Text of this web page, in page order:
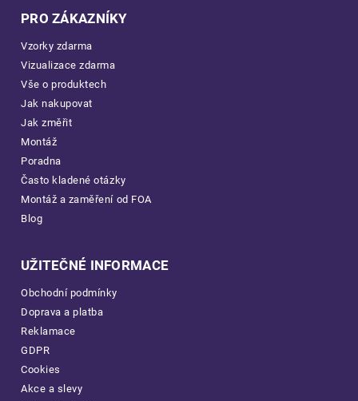
PRO ZÁKAZNÍKY
Vzorky zdarma
Vizualizace zdarma
Vše o produktech
Jak nakupovat
Jak změřit
Montáž
Poradna
Často kladené otázky
Montáž a zaměření od FOA
Blog
UŽITEČNÉ INFORMACE
Obchodní podmínky
Doprava a platba
Reklamace
GDPR
Cookies
Akce a slevy